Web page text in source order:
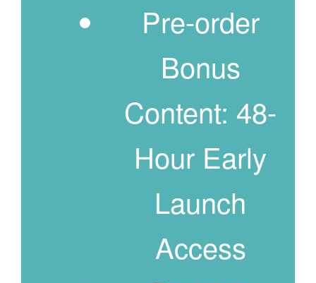
Pre-order
Bonus
Content: 48-
Hour Early
Launch
Access